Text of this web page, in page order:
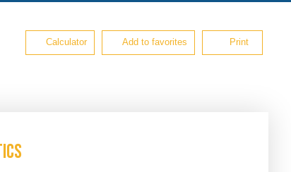
Calculator Add to favorites Print